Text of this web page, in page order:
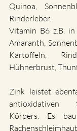
Quinoa,
Rinderleber.
Vitamin B6 z.B.
Amaranth,
Kartoffeln,
Hühnerbrust,
Zink leistet
antioxidativen
Körpers. Es